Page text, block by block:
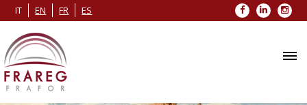
IT EN FR ES Facebook
LinkedIn